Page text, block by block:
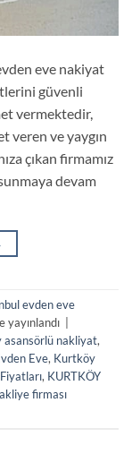
eve nakiyat
güvenli
vermektedir,
veren ve yaygın
çıkan firmamız
devam
evden eve
yayınlandı
asansörlü nakliyat,
Eve, Kurtköy
, KURTKÖY
firması